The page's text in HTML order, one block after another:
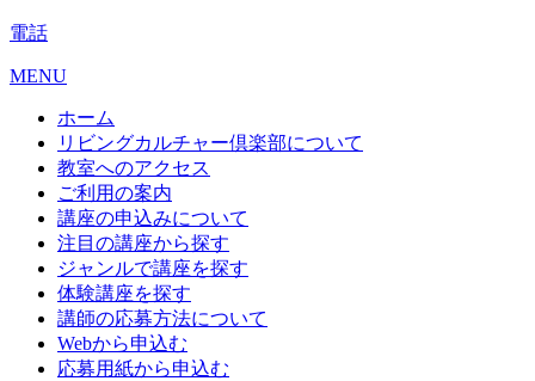
電話
MENU
ホーム
リビングカルチャー倶楽部について
教室へのアクセス
ご利用の案内
講座の申込みについて
注目の講座から探す
ジャンルで講座を探す
体験講座を探す
講師の応募方法について
Webから申込む
応募用紙から申込む